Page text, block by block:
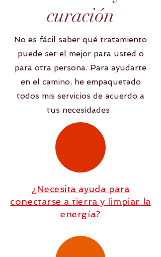
curación
No es fácil saber qué tratamiento
puede ser el mejor para usted o
para otra persona. Para ayudarte
en el camino, he empaquetado
todos mis servicios de acuerdo a
tus necesidades.
¿Necesita ayuda para
conectarse a tierra y limpiar la
energía?